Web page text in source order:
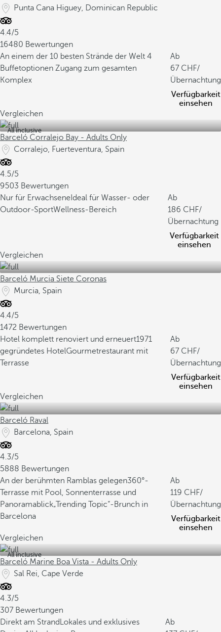
Punta Cana Higuey, Dominican Republic
4.4/5
16480 Bewertungen
An einem der 10 besten Strände der Welt 4
Buffetoptionen Zugang zum gesamten
Komplex
Ab
67
/
Übernachtung
Verfügbarkeit
einsehen
Vergleichen
All inclusive
Barceló Corralejo Bay - Adults Only
Corralejo, Fuerteventura, Spain
4.5/5
9503 Bewertungen
Nur für Erwachsene Ideal für Wasser- oder
Outdoor-SportWellness-Bereich
Ab
186
/
Übernachtung
Verfügbarkeit
einsehen
Vergleichen
Barceló Murcia Siete Coronas
Murcia, Spain
4.4/5
1472 Bewertungen
Hotel komplett renoviert und erneuert1971
gegründetes HotelGourmetrestaurant mit
Terrasse
Ab
67
/
Übernachtung
Verfügbarkeit
einsehen
Vergleichen
Barceló Raval
Barcelona, Spain
4.3/5
5888 Bewertungen
An der berühmten Ramblas gelegen360°-
Terrasse mit Pool, Sonnenterrasse und
Panoramablick„Trending Topic“-Brunch in
Barcelona
Ab
119
/
Übernachtung
Verfügbarkeit
einsehen
Vergleichen
All inclusive
Barceló Marine Boa Vista - Adults Only
Sal Rei, Cape Verde
4.3/5
307 Bewertungen
Direkt am Strand Lokales und exklusives
Ab